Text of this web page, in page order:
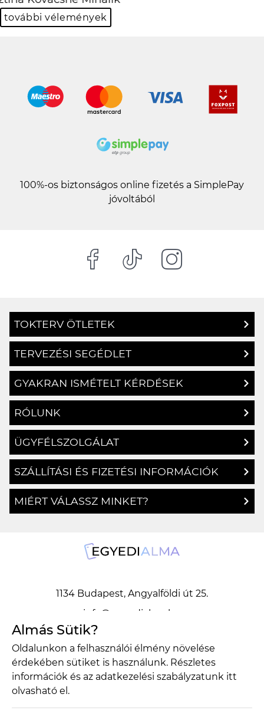
további vélemények
jóvoltából
TOKTERV ÖTLETEK
TERVEZÉSI SEGÉDLET
GYAKRAN ISMÉTELT KÉRDÉSEK
RÓLUNK
ÜGYFÉLSZOLGÁLAT
SZÁLLÍTÁSI ÉS FIZETÉSI INFORMÁCIÓK
MIÉRT VÁLASSZ MINKET?
info@egyedialma.hu
info@egyedialma.hu
Adatkezelési szabályzat
Almás Sütik?
Oldalunkon a felhasználói élmény növelése
érdekében sütiket is használunk. Részletes
információk és az adatkezelési szabályzatunk itt
olvasható el.